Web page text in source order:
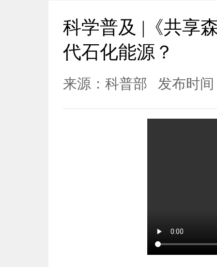
科学普及 |《共享
代石化能源？
来源：科普部 发布时间